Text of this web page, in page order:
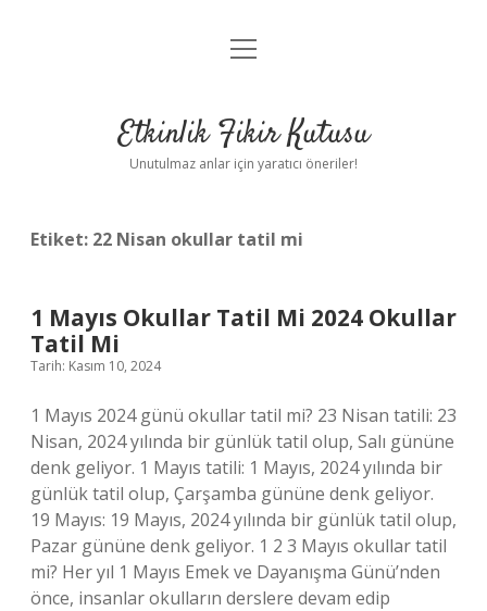
Anasayfa
Yasal Uyarı
menüyü
Etkinlik Fikir Kutusu
Unutulmaz anlar için yaratıcı öneriler!
Etiket: 22 Nisan okullar tatil mi
1 Mayıs Okullar Tatil Mi 2024 Okullar
Tatil Mi
Tarih: Kasım 10, 2024
1 Mayıs 2024 günü okullar tatil mi? 23 Nisan tatili: 23
Nisan, 2024 yılında bir günlük tatil olup, Salı gününe
denk geliyor. 1 Mayıs tatili: 1 Mayıs, 2024 yılında bir
günlük tatil olup, Çarşamba gününe denk geliyor.
19 Mayıs: 19 Mayıs, 2024 yılında bir günlük tatil olup,
Pazar gününe denk geliyor. 1 2 3 Mayıs okullar tatil
mi? Her yıl 1 Mayıs Emek ve Dayanışma Günü’nden
önce, insanlar okulların derslere devam edip